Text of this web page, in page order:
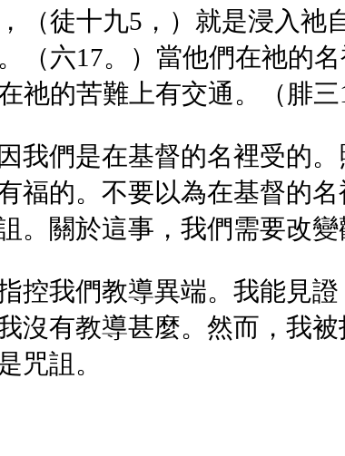
（徒十九5，）就是浸入祂
（六17。）當他們在祂的
祂的苦難上有交通。（腓三
我們是在基督的名裡受的
福的。不要以為在基督的名
。關於這事，我們需要改變
控我們教導異端。我能見
沒有教導甚麼。然而，我
咒詛。